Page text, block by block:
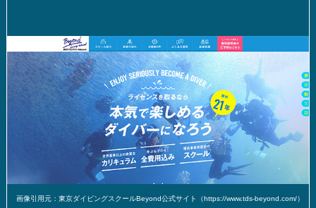
画像引用元：東京ダイビングスクールBeyond公式サイト（https://www.tds-beyond.com/）